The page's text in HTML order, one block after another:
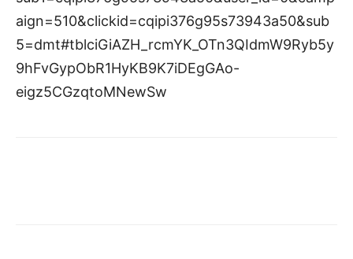
aign=510&clickid=cqipi376g95s73943a50&sub
5=dmt#tblciGiAZH_rcmYK_OTn3QIdmW9Ryb5y
9hFvGypObR1HyKB9K7iDEgGAo-
eigz5CGzqtoMNewSw